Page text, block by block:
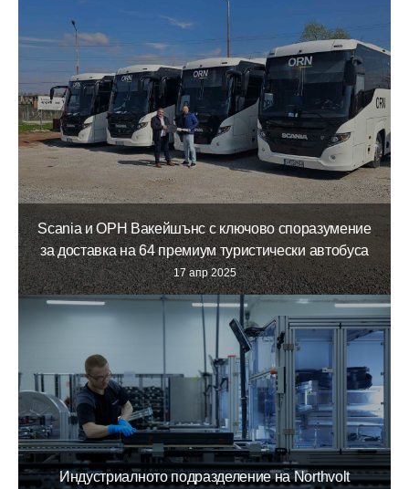
Scania и ОРН Вакейшънс с ключово споразумение
за доставка на 64 премиум туристически автобуса
17 апр 2025
Индустриалното подразделение на Northvolt